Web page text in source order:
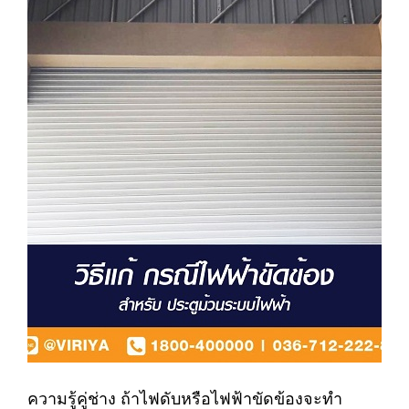
ความรู้คู่ช่าง ถ้าไฟดับหรือไฟฟ้าขัดข้องจะทำ